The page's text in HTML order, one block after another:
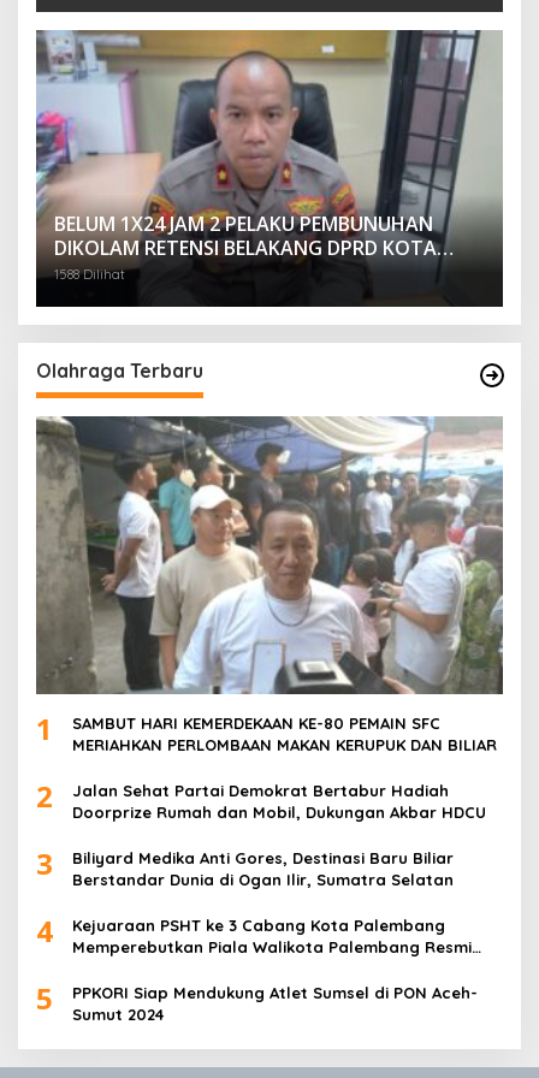
BELUM 1X24 JAM 2 PELAKU PEMBUNUHAN
DIKOLAM RETENSI BELAKANG DPRD KOTA
PALEMBANG TELAH DIRINGKUS ANGGOTA
1588 Dilihat
Olahraga Terbaru
1
SAMBUT HARI KEMERDEKAAN KE-80 PEMAIN SFC
MERIAHKAN PERLOMBAAN MAKAN KERUPUK DAN BILIAR
2
Jalan Sehat Partai Demokrat Bertabur Hadiah
Doorprize Rumah dan Mobil, Dukungan Akbar HDCU
3
Biliyard Medika Anti Gores, Destinasi Baru Biliar
Berstandar Dunia di Ogan Ilir, Sumatra Selatan
4
Kejuaraan PSHT ke 3 Cabang Kota Palembang
Memperebutkan Piala Walikota Palembang Resmi
5
PPKORI Siap Mendukung Atlet Sumsel di PON Aceh-
Sumut 2024